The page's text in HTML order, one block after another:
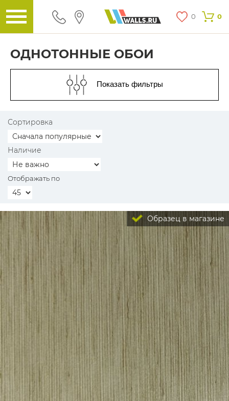
0 0
ОДНОТОННЫЕ ОБОИ
Показать фильтры
Сортировка
Наличие
Отображать по
Образец в магазине